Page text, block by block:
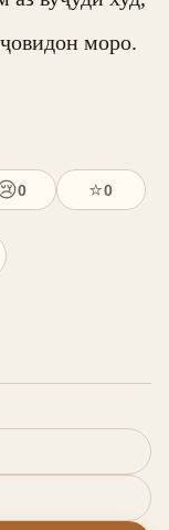
моро.
0 ⭐0